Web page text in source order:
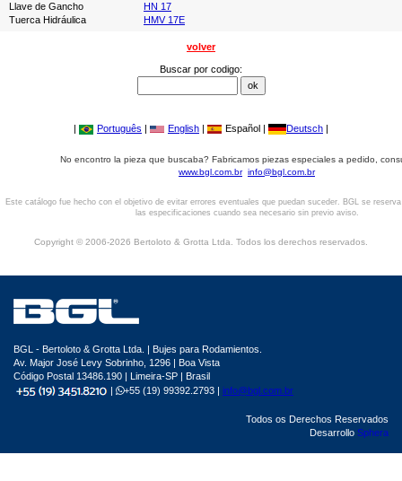
Llave de Gancho
HN 17
Tuerca Hidráulica
HMV 17E
volver
Buscar por codigo:
| Português | English | Español | Deutsch |
No encontro la pieza que buscaba? Fabricamos piezas especiales a pedido,
www.bgl.com.br info@bgl.com.br
Este catálogo fue hecho con el objetivo de evitar errores eventuales que puedan suceder. BGL se
las especificaciones cuando sea necesario sin previo aviso.
Copyright © 2006-2026 Bertoloto & Grotta Ltda. Todos los derechos reservados.
BGL - Bertoloto & Grotta Ltda. | Bujes para Rodamientos.
Av. Major José Levy Sobrinho, 1296 | Boa Vista
Código Postal 13486.190 | Limeira-SP | Brasil
|
+55 (19) 99392.2793 | info@bgl.com.br
Todos os Derechos Reservados
Desarrollo Sphera